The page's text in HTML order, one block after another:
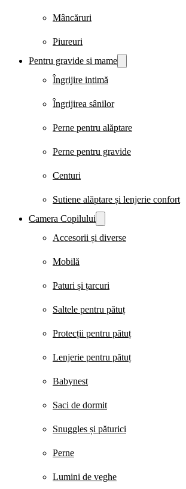
Mâncăruri
Piureuri
Pentru gravide si mame
Îngrijire intimă
Îngrijirea sânilor
Perne pentru alăptare
Perne pentru gravide
Centuri
Sutiene alăptare și lenjerie confort
Camera Copilului
Accesorii și diverse
Mobilă
Paturi și țarcuri
Saltele pentru pătuț
Protecții pentru pătuț
Lenjerie pentru pătuț
Babynest
Saci de dormit
Snuggles și păturici
Perne
Lumini de veghe